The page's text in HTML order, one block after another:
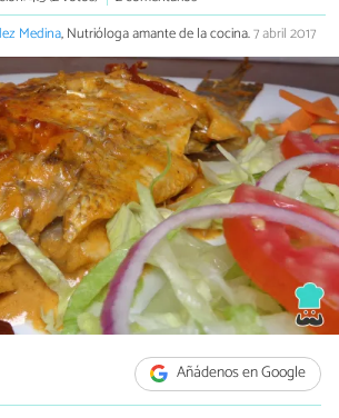
Medina, Nutrióloga amante de la cocina.7 abril 2017
Añádenos en Google